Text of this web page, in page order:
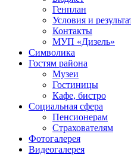
Генплан
Условия и
Контакты
МУП «Дизель»
Символика
Гостям района
Музеи
Гостиницы
Кафе, бистро
Социальная сфера
Пенсионерам
Страхователям
Фотогалерея
Видеогалерея